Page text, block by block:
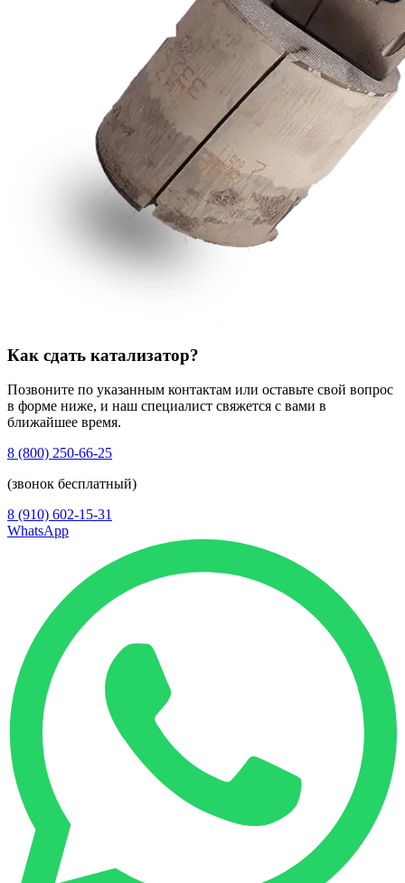
Как сдать катализатор?
Позвоните по указанным контактам или оставьте свой вопрос
в форме ниже, и наш специалист свяжется с вами в
ближайшее время.
8 (800) 250-66-25
(звонок бесплатный)
8 (910) 602-15-31
WhatsApp